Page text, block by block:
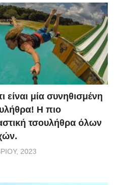
είναι μία συνηθισμένη
Η πιο
τσουλήθρα όλων
2023